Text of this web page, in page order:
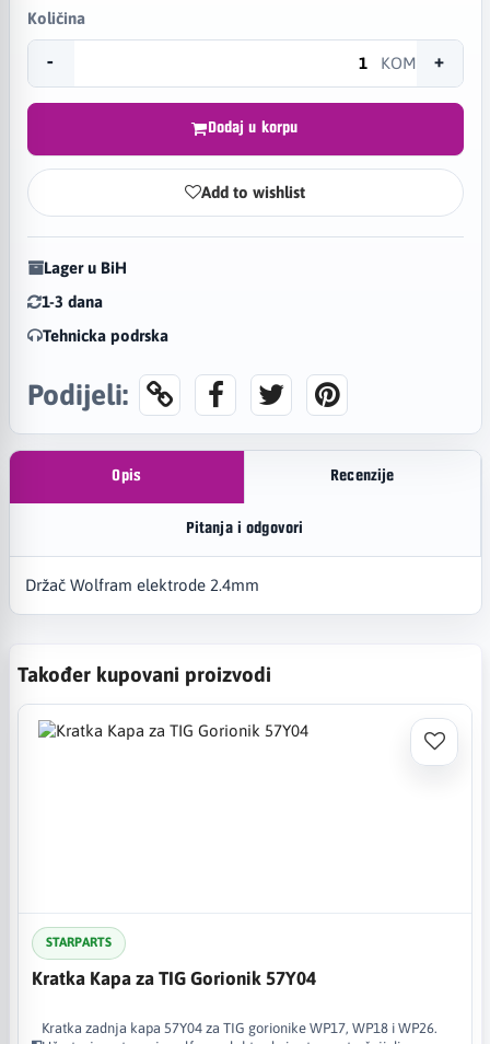
Količina
- KOM +
Dodaj u korpu
Add to wishlist
Lager u BiH
1-3 dana
Tehnicka podrska
Podijeli:
Opis Recenzije
Pitanja i odgovori
Držač Wolfram elektrode 2.4mm
Također kupovani proizvodi
STARPARTS
Kratka Kapa za TIG Gorionik 57Y04
Kratka zadnja kapa 57Y04 za TIG gorionike WP17, WP18 i WP26.